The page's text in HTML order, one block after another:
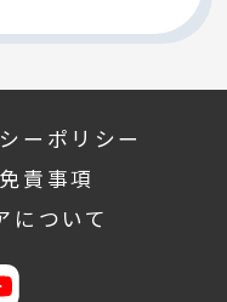
ーポリシー
免責事項
について